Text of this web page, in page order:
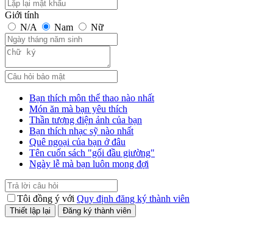
Giới tính
N/A
Nam Nữ
Bạn thích môn thể thao nào nhất
Món ăn mà bạn yêu thích
Thần tượng điện ảnh của bạn
Bạn thích nhạc sỹ nào nhất
Quê ngoại của bạn ở đâu
Tên cuốn sách "gối đầu giường"
Ngày lễ mà bạn luôn mong đợi
Tôi đồng ý với Quy định đăng ký thành viên